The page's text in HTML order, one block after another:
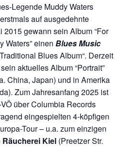
Legende Muddy Waters
auf ausgedehnte
2015 gewann sein Album “For
Waters” einen Blues Music
Blues Album“. Derzeit
aktuelles Album “Portrait”
China, Japan) und in Amerika
Zum Jahresanfang 2025 ist
über Columbia Records
eingespielten 4-köpfigen
Tour – u.a. zum einzigen
Räucherei Kiel (Preetzer Str.